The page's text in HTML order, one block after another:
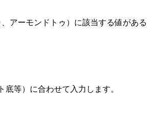
アーモンドトゥ）に該当する値がある
等）に合わせて入力します。